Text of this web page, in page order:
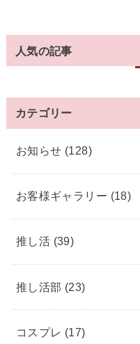
人気の記事
カテゴリー
お知らせ (128)
お客様ギャラリー (18)
推し活 (39)
推し活部 (23)
コスプレ (17)